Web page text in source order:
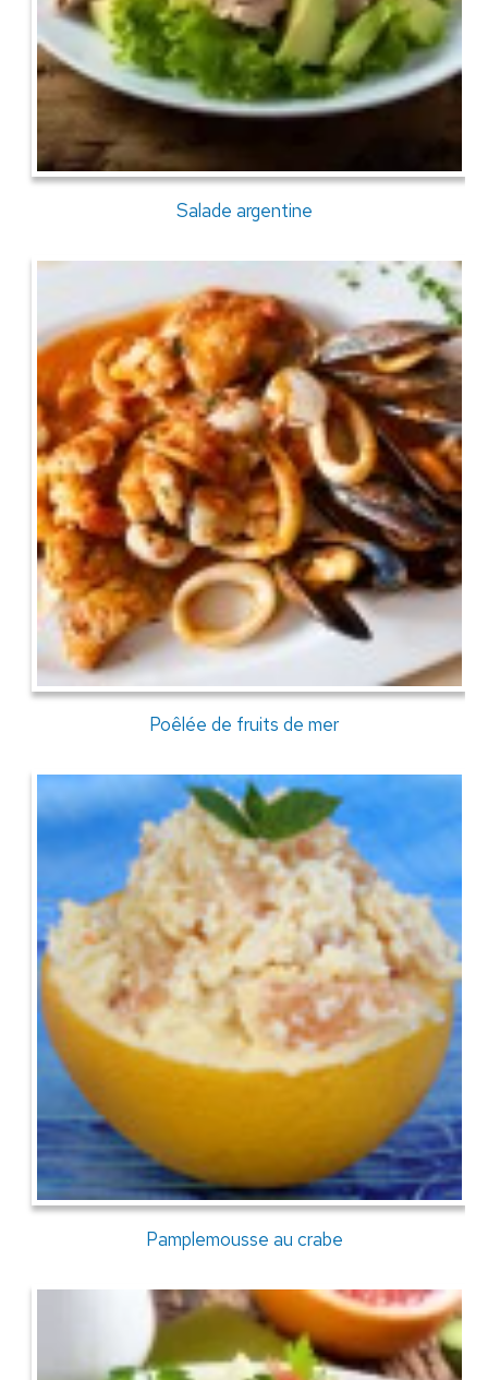
Salade argentine
Poêlée de fruits de mer
Pamplemousse au crabe